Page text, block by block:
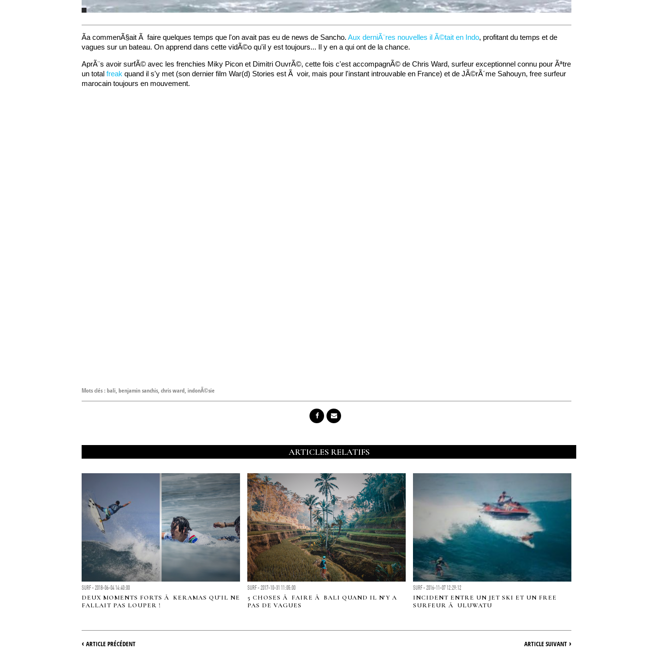
Ãa commenÃ§ait Ã faire quelques temps que l'on avait pas eu de news de Sancho. Aux derniÃ¨res nouvelles il Ã©tait en Indo, profitant du temps et de
vagues sur un bateau. On apprend dans cette vidÃ©o qu'il y est toujours... Il y en a qui ont de la chance.
AprÃ¨s avoir surfÃ© avec les frenchies Miky Picon et Dimitri OuvrÃ©, cette fois c'est accompagnÃ© de Chris Ward, surfeur exceptionnel connu pour Ãªtre
un total freak quand il s'y met (son dernier film War(d) Stories est Ã voir, mais pour l'instant introuvable en France) et de JÃ©rÃ´me Sahouyn, free surfeur
marocain toujours en mouvement.
Mots clés :bali,benjamin sanchis,chris ward,indonÃ©sie
ARTICLES RELATIFS
SURF - 2018-06-04 14:40:00
DEUX MOMENTS FORTS Ã KERAMAS QU'IL NE
FALLAIT PAS LOUPER !
SURF - 2017-10-31 11:05:00
5 CHOSES Ã FAIRE Ã BALI QUAND IL N'Y A
PAS DE VAGUES
SURF - 2016-11-07 12:29:12
INCIDENT ENTRE UN JET SKI ET UN FREE
SURFEUR Ã ULUWATU
ARTICLE SUIVANT ›
‹ ARTICLE PRÉCÉDENT